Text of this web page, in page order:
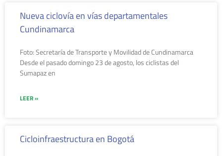
Nueva ciclovía en vías departamentales
Cundinamarca
Foto: Secretaría de Transporte y Movilidad de Cundinamarca
Desde el pasado domingo 23 de agosto, los ciclistas del
Sumapaz en
LEER »
Cicloinfraestructura en Bogotá​